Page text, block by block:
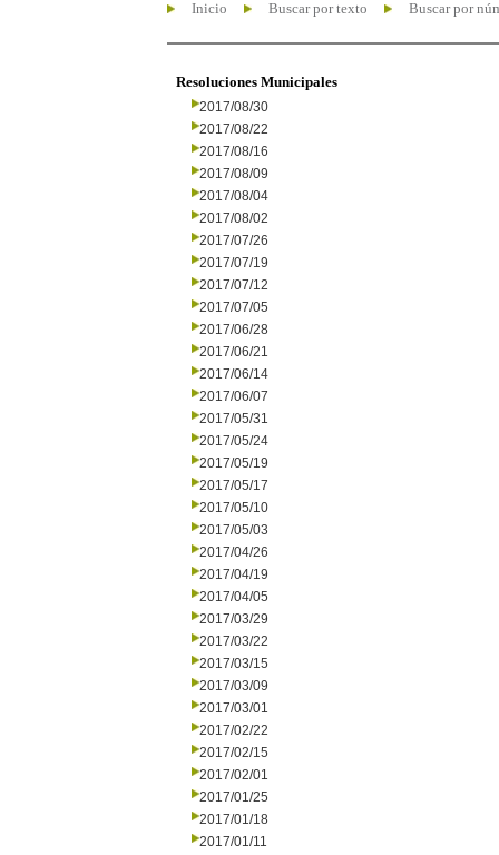
Inicio Buscar por texto Buscar por
Resoluciones Municipales
2017/08/30
2017/08/22
2017/08/16
2017/08/09
2017/08/04
2017/08/02
2017/07/26
2017/07/19
2017/07/12
2017/07/05
2017/06/28
2017/06/21
2017/06/14
2017/06/07
2017/05/31
2017/05/24
2017/05/19
2017/05/17
2017/05/10
2017/05/03
2017/04/26
2017/04/19
2017/04/05
2017/03/29
2017/03/22
2017/03/15
2017/03/09
2017/03/01
2017/02/22
2017/02/15
2017/02/01
2017/01/25
2017/01/18
2017/01/11